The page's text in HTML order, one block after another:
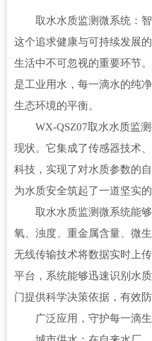
取水水质监测微系统：
这个追求健康与可持续发展
生活中不可忽视的重要环节
是工业用水，每一滴水的纯
生态环境的平衡。
WX-QSZ07取水水质监
现状。它集成了传感器技术
科技，实现了对水质参数的
为水质安全筑起了一道坚实的
取水水质监测微系统能
氧、浊度、重金属含量、微
无线传输技术将数据实时上
平台，系统能够迅速识别水
门提供科学决策依据，有效
广泛应用，守护每一滴